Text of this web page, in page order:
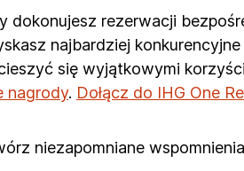
dokonujesz rezerwacji
najbardziej
się wyjątkowymi
nagrody. Dołącz do IHG One
niezapomniane